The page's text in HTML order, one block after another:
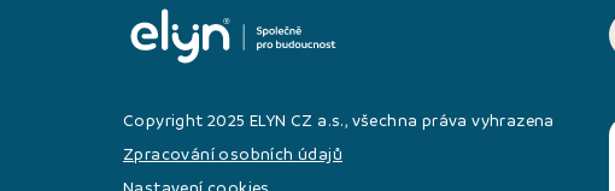
Copyright 2025 ELYN CZ a.s., všechna práva vyhrazena
Zpracování osobních údajů